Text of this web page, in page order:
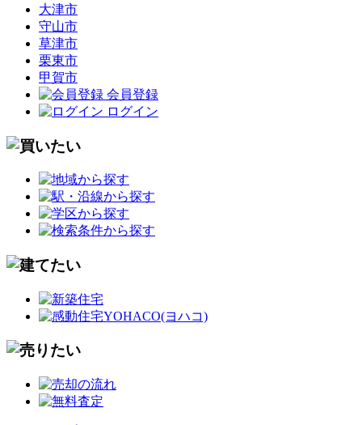
大津市
守山市
草津市
栗東市
甲賀市
会員登録
ログイン